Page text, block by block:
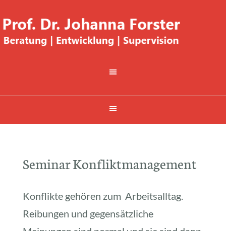
Seminar Konfliktmanagement
Konflikte gehören zum Arbeitsalltag.
Reibungen und gegensätzliche